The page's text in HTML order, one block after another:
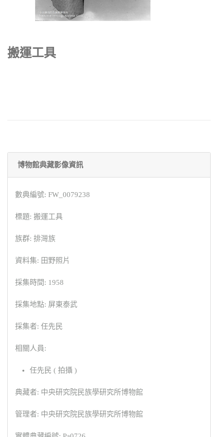
搬運工具
博物館典藏影像資訊
數典編號: FW_0079238
標題: 搬運工具
族群: 排灣族
資料集: 田野照片
採集時間: 1958
採集地點: 屏東泰武
採集者: 任先民
相關人員:
任先民 ( 拍攝 )
典藏者: 中央研究院民族學研究所博物館
管理者: 中央研究院民族學研究所博物館